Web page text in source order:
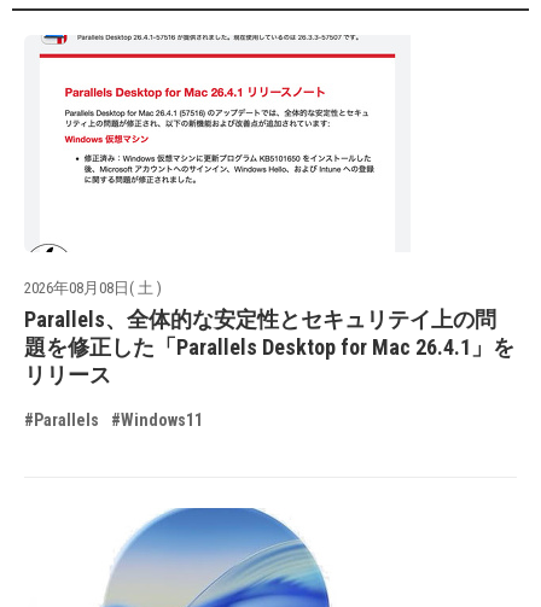
2026年08月08日( 土 )
Parallels、全体的な安定性とセキュリテイ上の問
題を修正した「Parallels Desktop for Mac 26.4.1」を
リリース
#Parallels #Windows11